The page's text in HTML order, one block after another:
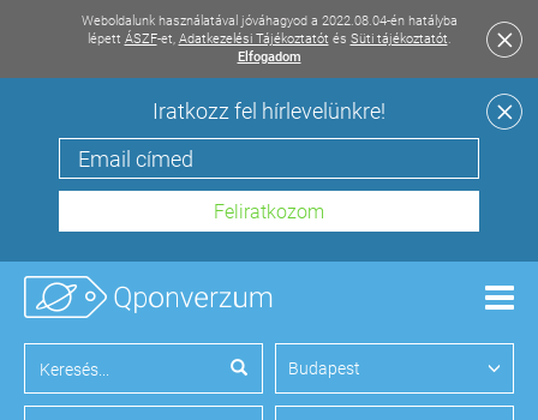
Weboldalunk használatával jóváhagyod a 2022.08.04-én hatályba
lépett ÁSZF-et, Adatkezelési Tájékoztatót és Süti tájékoztatót.
Elfogadom
Iratkozz fel hírlevelünkre!
Budapest